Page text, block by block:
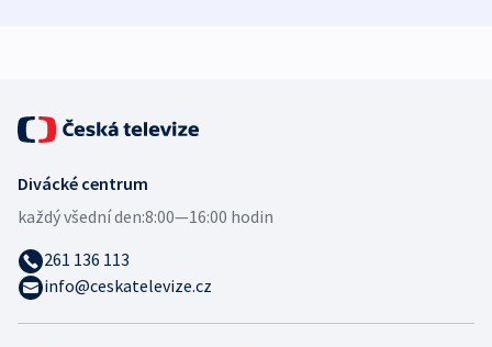
Divácké centrum
každý všední den:8:00—16:00 hodin
261 136 113
info@ceskatelevize.cz